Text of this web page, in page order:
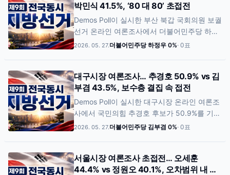
(±6.6%p) 범위 안에 위치해 통계적으로는 초
박빙 접전 양상으로 분석된다. 이번 조사는 현
장 출구조사와 온라인 인증 투표를 결합한 방
명이 최종 응답해 54.8%의 높은 응답률을 기
록했다.
박민식 41.5%, ‘80 대 80’ 초접전
Demos Poll이 실시한 부산 북갑 국회의원 보궐
선거 온라인 여론조사에서 더불어민주당 하정
우 후보와 국민의힘 박민식 후보가 각각 41.5%
한 유효 참여자 193명을 기준으로 집계됐으며,
표본오차는 ±7.1%p(95% 신뢰수준)로 분석됐
다. 특히 무소속 한동훈 후보가 4.1%를 기록한
가운데, 향후 이 표심의 이동 여부가 최대 변수
다’ 응답 역시 13.0%로 나타나 부산 북갑 선거
가 막판까지 초박빙 흐름을 이어갈 가능성이
제기된다.
2026. 05. 27.더불어민주당 하정우 0%· 0표
대구시장 여론조사… 추경호 50.9% vs 김
부겸 43.5%, 보수층 결집 속 접전
Demos Poll이 실시한 대구시장 온라인 여론조
사에서 국민의힘 추경호 후보가 50.9%를 기록
하며 과반 지지율로 선두에 오른 것으로 나타
7.4%p로 집계됐으며, 이번 조사 표본오차인
±6.7%p 범위 안에 포함돼 통계적으로는 여전
2026. 05. 27.더불어민주당 김부겸 0%· 0표
서울시장 여론조사 초접전… 오세훈
44.4% vs 정원오 40.1%, 오차범위 내 접